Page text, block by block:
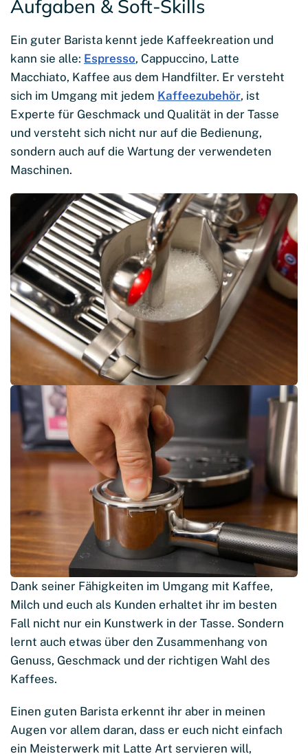
Aufgaben & Soft-Skills
Ein guter Barista kennt jede Kaffeekreation und
kann sie alle: Espresso, Cappuccino, Latte
Macchiato, Kaffee aus dem Handfilter. Er versteht
sich im Umgang mit jedem Kaffeezubehör, ist
Experte für Geschmack und Qualität in der Tasse
und versteht sich nicht nur auf die Bedienung,
sondern auch auf die Wartung der verwendeten
Maschinen.
Dank seiner Fähigkeiten im Umgang mit Kaffee,
Milch und euch als Kunden erhaltet ihr im besten
Fall nicht nur ein Kunstwerk in der Tasse. Sondern
lernt auch etwas über den Zusammenhang von
Genuss, Geschmack und der richtigen Wahl des
Kaffees.
Einen guten Barista erkennt ihr aber in meinen
Augen vor allem daran, dass er euch nicht einfach
ein Meisterwerk mit Latte Art servieren will,